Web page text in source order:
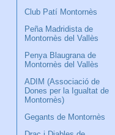
Club Patí Montornès
Peña Madridista de
Montornès del Vallès
Penya Blaugrana de
Montornès del Vallès
ADIM (Associació de
Dones per la Igualtat de
Montornès)
Gegants de Montornès